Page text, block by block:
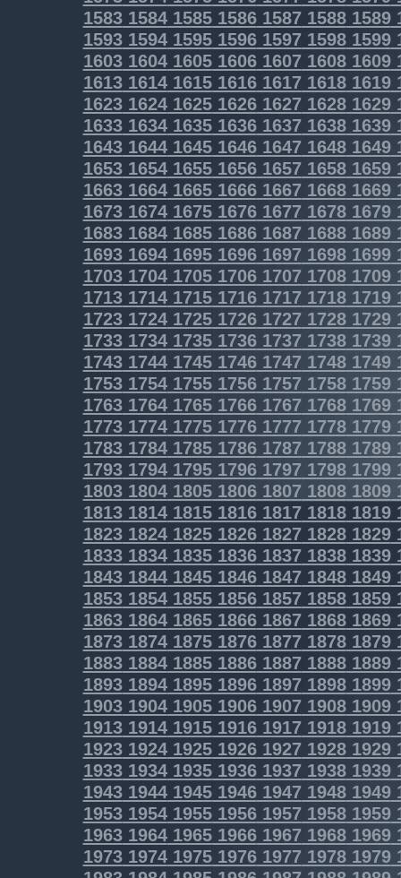
1583158415851586158715881589
1593159415951596159715981599
1603160416051606160716081609
1613161416151616161716181619
1623162416251626162716281629
1633163416351636163716381639
1643164416451646164716481649
1653165416551656165716581659
1663166416651666166716681669
1673167416751676167716781679
1683168416851686168716881689
16931694169516961697 16981699
17031704170517061707 17081709
1713171417151716171717181719
17231724172517261727 17281729
17331734173517361737 17381739
17431744174517461747 17481749
17531754175517561757 17581759
17631764176517661767 17681769
17731774177517761777 17781779
17831784178517861787 17881789
17931794179517961797 17981799
18031804180518061807 18081809
1813181418151816181718181819
1823182418251826182718281829
1833183418351836183718381839
1843184418451846184718481849
1853185418551856185718581859
1863186418651866186718681869
1873187418751876187718781879
1883188418851886188718881889
1893189418951896189718981899
1903190419051906190719081909
1913191419151916191719181919
1923192419251926192719281929
1933193419351936193719381939
1943194419451946194719481949
1953195419551956195719581959
1963196419651966196719681969
19731974197519761977 19781979